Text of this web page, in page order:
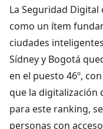
La Seguridad
como un ítem
ciudades
Sídney y Bogotá
en el puesto 46º,
que la digitalización
para este ranking,
personas con